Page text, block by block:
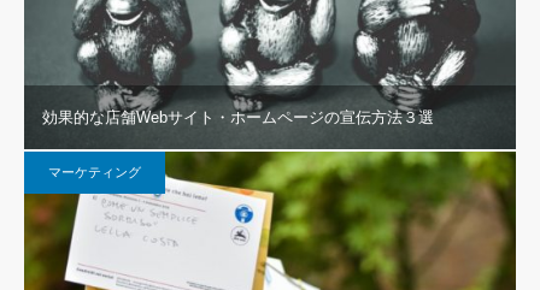
効果的な店舗Webサイト・ホームページの宣伝方法３選
マーケティング